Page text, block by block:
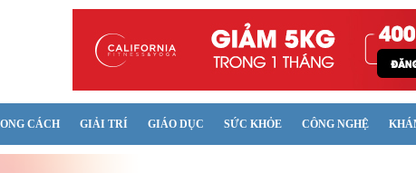
CÁCH GIẢI TRÍ GIÁO DỤC SỨC KHỎE CÔNG NGHỆ